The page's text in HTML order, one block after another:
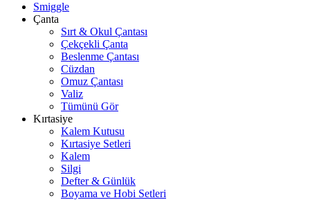
Smiggle
Çanta
Sırt & Okul Çantası
Çekçekli Çanta
Beslenme Çantası
Cüzdan
Omuz Çantası
Valiz
Tümünü Gör
Kırtasiye
Kalem Kutusu
Kırtasiye Setleri
Kalem
Silgi
Defter & Günlük
Boyama ve Hobi Setleri